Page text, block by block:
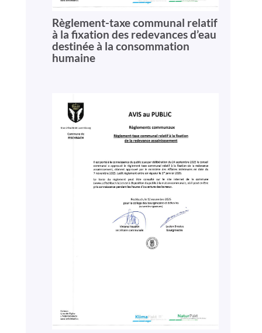
Règlement-taxe communal relatif
à la fixation des redevances d’eau
destinée à la consommation
humaine